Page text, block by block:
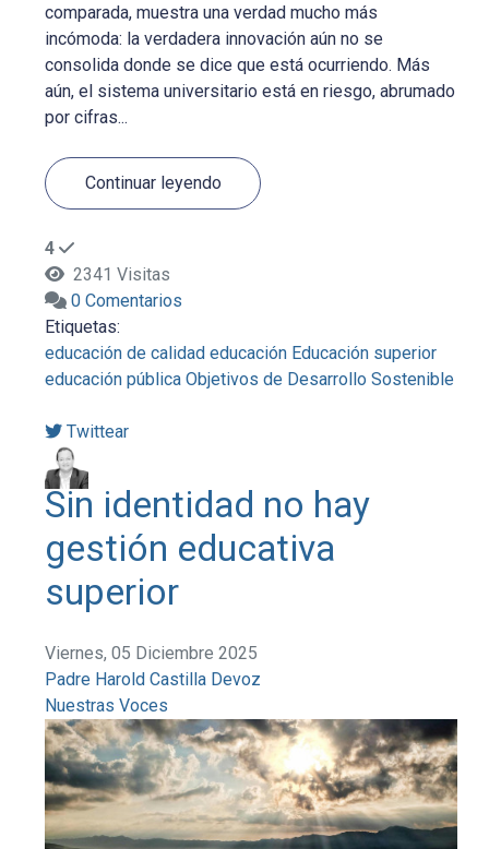
comparada, muestra una verdad mucho más
incómoda: la verdadera innovación aún no se
consolida donde se dice que está ocurriendo. Más
aún, el sistema universitario está en riesgo, abrumado
por cifras...
Continuar leyendo
4
2341 Visitas
0 Comentarios
Etiquetas:
educación de calidad educación Educación superior
educación pública Objetivos de Desarrollo Sostenible
Twittear
Sin identidad no hay
gestión educativa
superior
Viernes, 05 Diciembre 2025
Padre Harold Castilla Devoz
Nuestras Voces